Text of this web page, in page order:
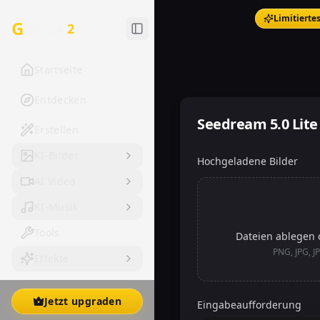
G 2
Jetzt upgraden
Seedream 5.0 Lite
Hochgeladene Bilder
Dateien ablegen
PNG, JPG,
Eingabeaufforderung